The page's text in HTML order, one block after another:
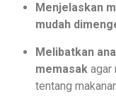
Menjelaskan
mudah
Melibatkan
memasak agar
tentang